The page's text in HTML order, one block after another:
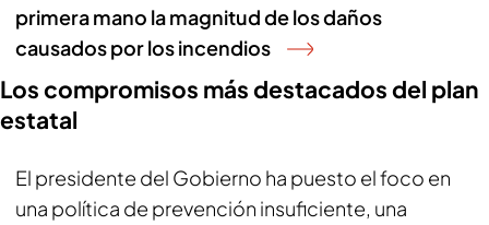
primera mano la magnitud de los daños
causados por los incendios
Los compromisos más destacados del plan
estatal
El presidente del Gobierno ha puesto el foco en
una política de prevención insuficiente, una